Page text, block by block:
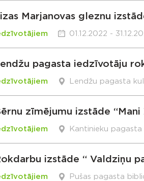
Marjanovas gleznu
01.12.2022 -
pagasta iedzīvotāju
Lendžu pagasta
zīmējumu izstāde “Mani
Kantinieku
izstāde “ Valdziņu
Pušas pagasta